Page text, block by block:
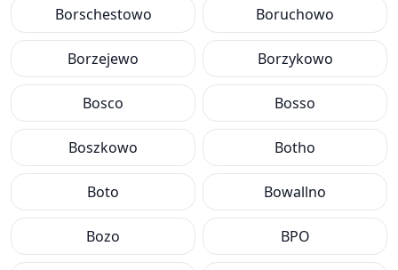
Borschestowo Boruchowo
Borzejewo Borzykowo
Bosco Bosso
Boszkowo Botho
Boto Bowallno
Bozo BPO